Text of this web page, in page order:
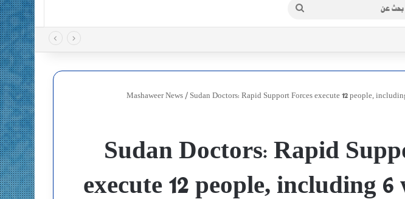
بحث
عن
Mashaweer News / Sudan Doctors: Rapid Support Forces execute 12 people,
Sudan Doctors: Rapid
execute 12 people, including 6